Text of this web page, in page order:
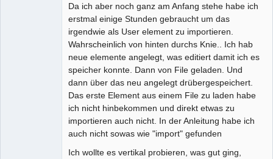
Da ich aber noch ganz am Anfang stehe habe ich
erstmal einige Stunden gebraucht um das
irgendwie als User element zu importieren.
Wahrscheinlich von hinten durchs Knie.. Ich hab
neue elemente angelegt, was editiert damit ich es
speicher konnte. Dann von File geladen. Und
dann über das neu angelegt drübergespeichert.
Das erste Element aus einem File zu laden habe
ich nicht hinbekommen und direkt etwas zu
importieren auch nicht. In der Anleitung habe ich
auch nicht sowas wie "import" gefunden
Ich wollte es vertikal probieren, was gut ging,